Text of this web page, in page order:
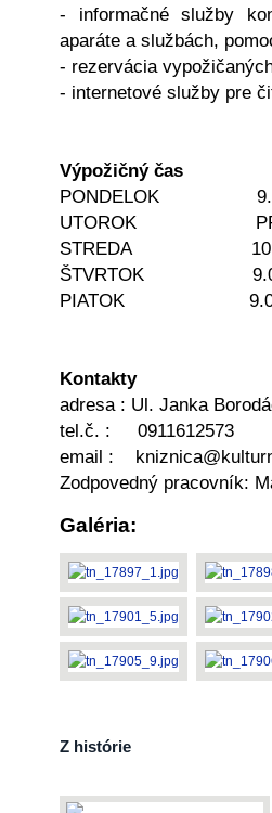
- informačné služby
aparáte a službách,
- rezervácia
- internetové služby pre
Výpožičný čas
PONDELOK
UTOROK PRE
STREDA 10.00
ŠTVRTOK 9.00
PIATOK 9.00 -
Kontakty
adresa : Ul. Janka
tel.č. : 0911612573
email :
Zodpovedný pracovník:
Galéria:
Z histórie